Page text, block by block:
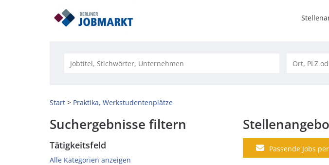
Start Praktika, Werkstudentenplätze
Suchergebnisse filtern
Tätigkeitsfeld
Alle Kategorien anzeigen
Passende Jobs